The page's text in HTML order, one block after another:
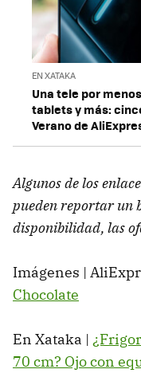
EN XATAKA
Una tele por
tablets y más:
Verano de
Algunos de los
pueden reportar un
disponibilidad, las
Imágenes |
Chocolate
En Xataka |
70 cm? Ojo con